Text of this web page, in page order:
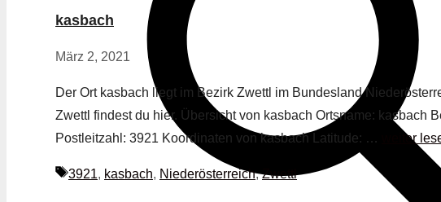
kasbach
März 2, 2021
Der Ort kasbach liegt im Bezirk Zwettl im Bundesland
Zwettl findest du hier. Übersicht von kasbach Ortsname: kasbach
Postleitzahl: 3921 Koordinaten von kasbach Latitude: …
weiter
Schlagwörter
3921, kasbach, Niederösterreich,Zwettl